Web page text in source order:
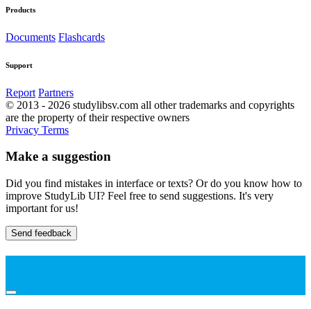
Products
Documents Flashcards
Support
Report Partners
© 2013 - 2026 studylibsv.com all other trademarks and copyrights
are the property of their respective owners
Privacy Terms
Make a suggestion
Did you find mistakes in interface or texts? Or do you know how to
improve StudyLib UI? Feel free to send suggestions. It's very
important for us!
Send feedback